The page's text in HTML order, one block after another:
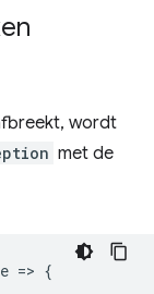
wordt
met de
=> {